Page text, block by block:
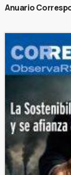
Anuario